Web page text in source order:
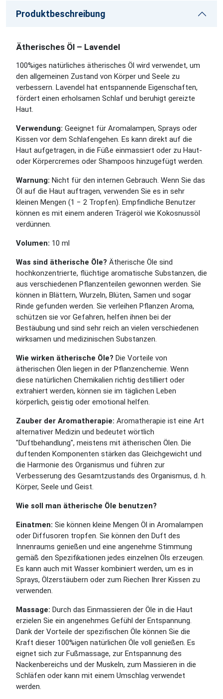
Produktbeschreibung
Ätherisches Öl – Lavendel
100%iges natürliches ätherisches Öl wird verwendet, um
den allgemeinen Zustand von Körper und Seele zu
verbessern. Lavendel hat entspannende Eigenschaften,
fördert einen erholsamen Schlaf und beruhigt gereizte
Haut.
Verwendung: Geeignet für Aromalampen, Sprays oder
Kissen vor dem Schlafengehen. Es kann direkt auf die
Haut aufgetragen, in die Füße einmassiert oder zu Haut-
oder Körpercremes oder Shampoos hinzugefügt werden.
Warnung: Nicht für den internen Gebrauch. Wenn Sie das
Öl auf die Haut auftragen, verwenden Sie es in sehr
kleinen Mengen (1 − 2 Tropfen). Empfindliche Benutzer
können es mit einem anderen Trägeröl wie Kokosnussöl
verdünnen.
Volumen: 10 ml
Was sind ätherische Öle? Ätherische Öle sind
hochkonzentrierte, flüchtige aromatische Substanzen, die
aus verschiedenen Pflanzenteilen gewonnen werden. Sie
können in Blättern, Wurzeln, Blüten, Samen und sogar
Rinde gefunden werden. Sie verleihen Pflanzen Aroma,
schützen sie vor Gefahren, helfen ihnen bei der
Bestäubung und sind sehr reich an vielen verschiedenen
wirksamen und medizinischen Substanzen.
Wie wirken ätherische Öle? Die Vorteile von
ätherischen Ölen liegen in der Pflanzenchemie. Wenn
diese natürlichen Chemikalien richtig destilliert oder
extrahiert werden, können sie im täglichen Leben
körperlich, geistig oder emotional helfen.
Zauber der Aromatherapie: Aromatherapie ist eine Art
alternativer Medizin und bedeutet wörtlich
"Duftbehandlung", meistens mit ätherischen Ölen. Die
duftenden Komponenten stärken das Gleichgewicht und
die Harmonie des Organismus und führen zur
Verbesserung des Gesamtzustands des Organismus, d. h.
Körper, Seele und Geist.
Wie soll man ätherische Öle benutzen?
Einatmen: Sie können kleine Mengen Öl in Aromalampen
oder Diffusoren tropfen. Sie können den Duft des
Innenraums genießen und eine angenehme Stimmung
gemäß den Spezifikationen jedes einzelnen Öls erzeugen.
Es kann auch mit Wasser kombiniert werden, um es in
Sprays, Ölzerstäubern oder zum Riechen Ihrer Kissen zu
verwenden.
Massage: Durch das Einmassieren der Öle in die Haut
erzielen Sie ein angenehmes Gefühl der Entspannung.
Dank der Vorteile der spezifischen Öle können Sie die
Kraft dieser 100%igen natürlichen Öle voll genießen. Es
eignet sich zur Fußmassage, zur Entspannung des
Nackenbereichs und der Muskeln, zum Massieren in die
Schläfen oder kann mit einem Umschlag verwendet
werden.